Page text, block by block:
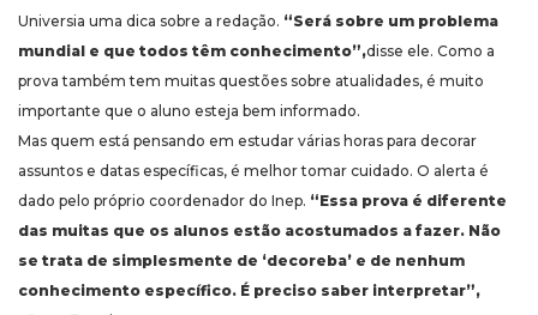
Universia uma dica sobre a redação. “Será sobre um problema
mundial e que todos têm conhecimento”,disse ele. Como a
prova também tem muitas questões sobre atualidades, é muito
importante que o aluno esteja bem informado.
Mas quem está pensando em estudar várias horas para decorar
assuntos e datas específicas, é melhor tomar cuidado. O alerta é
dado pelo próprio coordenador do Inep. “Essa prova é diferente
das muitas que os alunos estão acostumados a fazer. Não
se trata de simplesmente de ‘decoreba’ e de nenhum
conhecimento específico. É preciso saber interpretar”,